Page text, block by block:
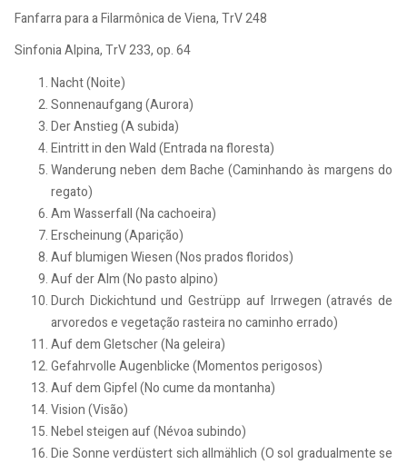
Fanfarra para a Filarmônica de Viena, TrV 248
Sinfonia Alpina, TrV 233, op. 64
Nacht (Noite)
Sonnenaufgang (Aurora)
Der Anstieg (A subida)
Eintritt in den Wald (Entrada na floresta)
Wanderung neben dem Bache (Caminhando às margens do
regato)
Am Wasserfall (Na cachoeira)
Erscheinung (Aparição)
Auf blumigen Wiesen (Nos prados floridos)
Auf der Alm (No pasto alpino)
Durch Dickichtund und Gestrüpp auf Irrwegen (através de
arvoredos e vegetação rasteira no caminho errado)
Auf dem Gletscher (Na geleira)
Gefahrvolle Augenblicke (Momentos perigosos)
Auf dem Gipfel (No cume da montanha)
Vision (Visão)
Nebel steigen auf (Névoa subindo)
Die Sonne verdüstert sich allmählich (O sol gradualmente se